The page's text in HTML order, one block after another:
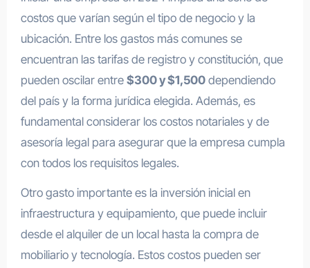
costos que varían según el tipo de negocio y la
ubicación. Entre los gastos más comunes se
encuentran las tarifas de registro y constitución, que
pueden oscilar entre $300 y $1,500dependiendo
del país y la forma jurídica elegida. Además, es
fundamental considerar los costos notariales y de
asesoría legal para asegurar que la empresa cumpla
con todos los requisitos legales.
Otro gasto importante es la inversión inicial en
infraestructura y equipamiento, que puede incluir
desde el alquiler de un local hasta la compra de
mobiliario y tecnología. Estos costos pueden ser